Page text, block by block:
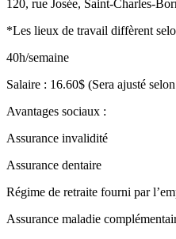
120, rue Josée, Saint-Charles-
*Les lieux de travail diffèrent
40h/semaine
Salaire : 16.60$ (Sera ajusté
Avantages sociaux :
Assurance invalidité
Assurance dentaire
Régime de retraite fourni par
Assurance maladie